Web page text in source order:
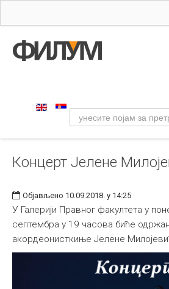
Упис
Уметност
Музичка уметност
Галерија
Издаваштво
Библиотека
Концерт Јелене
Објављено 10.09.2018. у 14:25
У Галерији Правног факултета у
септембра у 19 часова биће
акордеонисткиње Јелене